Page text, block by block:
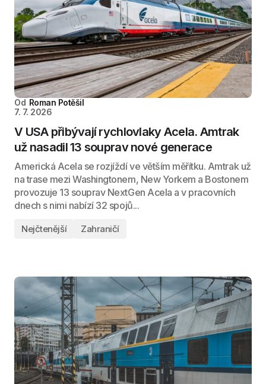
Od Roman Potěšil
7. 7. 2026
V USA přibývají rychlovlaky Acela. Amtrak
už nasadil 13 souprav nové generace
Americká Acela se rozjíždí ve větším měřítku. Amtrak už
na trase mezi Washingtonem, New Yorkem a Bostonem
provozuje 13 souprav NextGen Acela a v pracovních
dnech s nimi nabízí 32 spojů...
Nejčtenější Zahraničí